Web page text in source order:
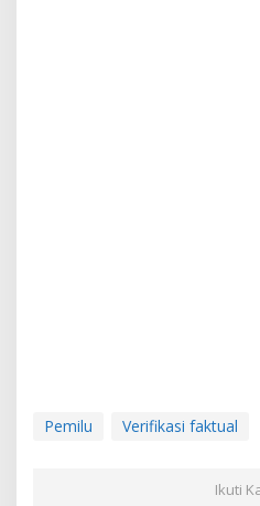
Pemilu Verifikasi faktual
Ikuti